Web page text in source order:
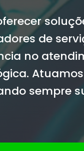
de
no
sempre